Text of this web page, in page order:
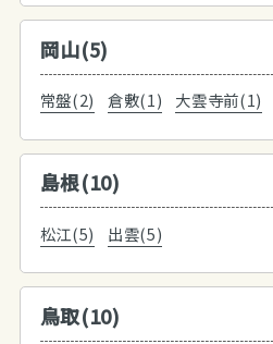
岡山(5)
常盤(2) 倉敷(1) 大雲寺前(1)
島根(10)
松江(5) 出雲(5)
鳥取(10)